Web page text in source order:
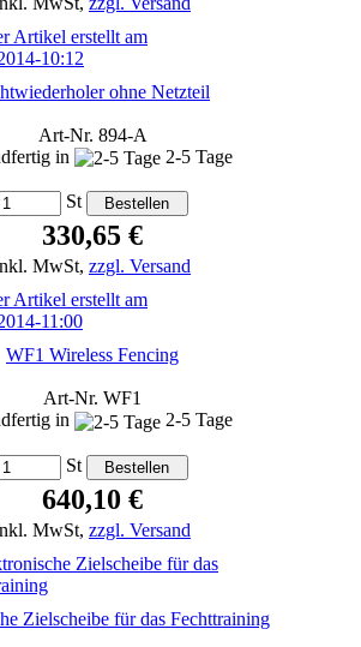
ohne Netzteil
Art-Nr. 894-A
in
2-5 Tage
St
330,65 €
MwSt, zzgl. Versand
WF1 Wireless Fencing
Art-Nr. WF1
in
2-5 Tage
St
640,10 €
MwSt, zzgl. Versand
Zielscheibe für das Fechttraining